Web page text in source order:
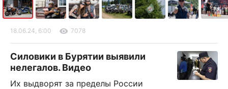
18.06.24, 6:00 7078
Силовики в Бурятии выявили
нелегалов. Видео
Их выдворят за пределы России